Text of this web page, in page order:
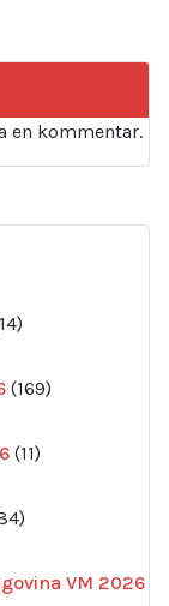
en kommentar.
14
produkter
169
produkter
11
produkter
produkter
VM 2026